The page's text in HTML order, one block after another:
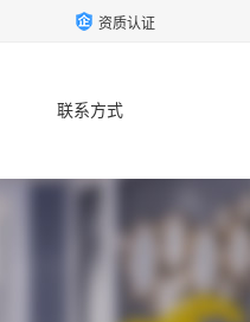
资质认证
联系方式